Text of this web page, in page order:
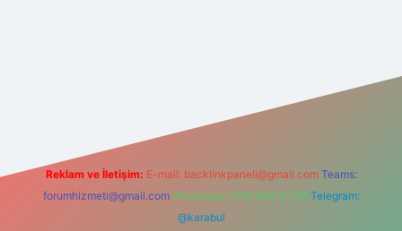
Reklam ve İletişim: E-mail: backlinkpaneli@gmail.com Teams:
forumhizmeti@gmail.com Whatsapp: 0262 606 0 726 Telegram:
@karabul